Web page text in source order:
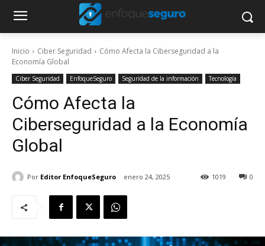
Inicio Ciber Seguridad
Cómo Afecta la Ciberseguridad a la
Economía Global
Ciber Seguridad EnfoqueSeguro Seguridad de la información Tecnología
Cómo Afecta la
Ciberseguridad a la Economía
Global
Por Editor EnfoqueSeguro enero 24, 2025 0
1019